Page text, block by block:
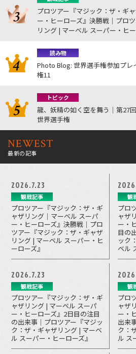
プロツアー『マジック：ザ・ギ
ー・ヒーローズ』決勝戦｜プロ
リング | マーベル スーパー・ヒー
読み物
Photo Blog: 世界選手権参加プレ
権11
トピック
龍、妖精の如く空を舞う｜第27
世界選手権
NEWEST
最新の記事
2026.7.23
観戦記事
プロツアー『マジック：ザ・ギ
ャザリング｜マーベル スーパ
ー・ヒーローズ』決勝戦｜プロ
ツアー『マジック：ザ・ギャザ
リング | マーベル スーパー・ヒ
ーローズ』
観
プロ
ャザ
ー・
目の
ック
ベル
2026.7.23
観戦記事
プロツアー『マジック：ザ・ギ
ャザリング | マーベル スーパ
ー・ヒーローズ』2日目の注目
の出来事｜プロツアー『マジッ
ク：ザ・ギャザリング | マーベ
ル スーパー・ヒーローズ』
観
プロ
ャザ
ー・
出来
ク：
ル ス